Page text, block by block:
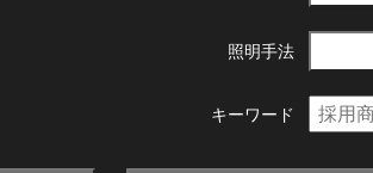
照明手法
キーワード